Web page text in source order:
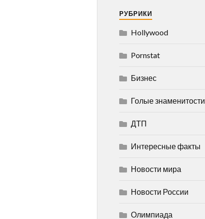
РУБРИКИ
Hollywood
Pornstat
Бизнес
Голые знаменитости
ДТП
Интересные факты
Новости мира
Новости России
Олимпиада